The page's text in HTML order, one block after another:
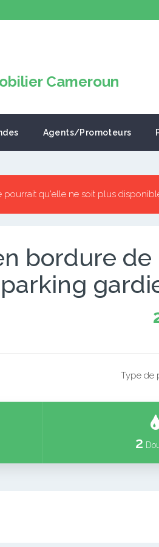
Agents/Promoteurs
pourrait qu'elle ne soit plus
bordure de
Type de
2